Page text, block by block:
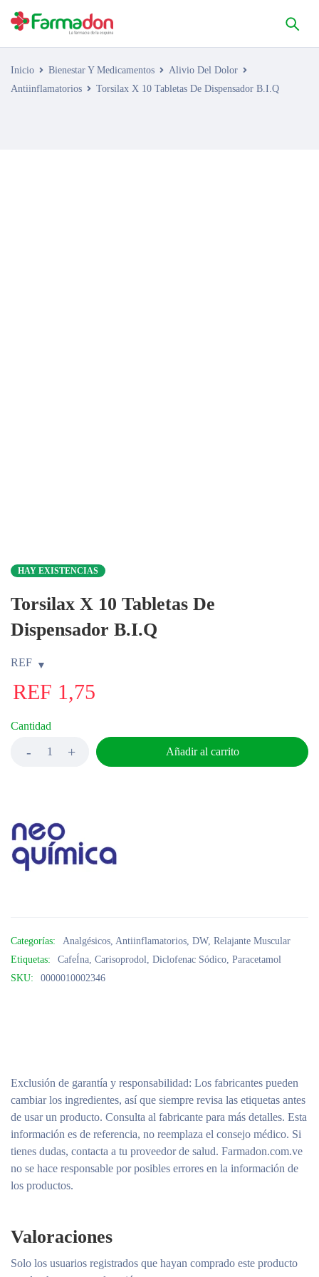
Inicio Bienestar Y Medicamentos
Alivio Del Dolor
Antiinflamatorios
Torsilax X 10 Tabletas De Dispensador B.I.Q
HAY EXISTENCIAS
Torsilax X 10 Tabletas De
Dispensador B.I.Q
REF
REF 1,75
Cantidad
Añadir al carrito
Categorías: Analgésicos Antiinflamatorios DW, Relajante Muscular
Etiquetas:
CafeÍna Carisoprodol Diclofenac Sódico Paracetamol
SKU:
0000010002346
Exclusión de garantía y responsabilidad: Los fabricantes pueden
cambiar los ingredientes, así que siempre revisa las etiquetas antes
de usar un producto. Consulta al fabricante para más detalles. Esta
información es de referencia, no reemplaza el consejo médico. Si
tienes dudas, contacta a tu proveedor de salud. Farmadon.com.ve
no se hace responsable por posibles errores en la información de
los productos.
Valoraciones
Solo los usuarios registrados que hayan comprado este producto